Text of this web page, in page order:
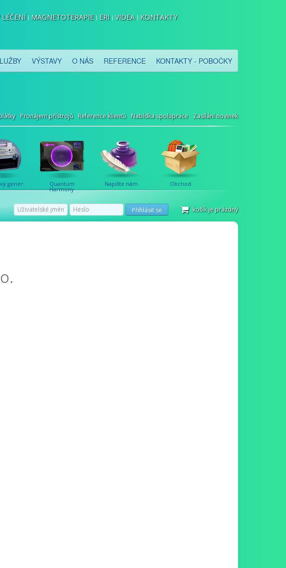
LÉČENÍ MAGNETOTERAPIE ERI VIDEA
KONTAKTY
VÝSTAVY O NÁS REFERENCE KONTAKTY - POBOČKY
Pronájem přístrojů Reference klientů Nabídka spolupráce Zasílání novinek
gener. Quantum
Harmony
Napište nám Obchod
Přihlásit se košík je prázdný